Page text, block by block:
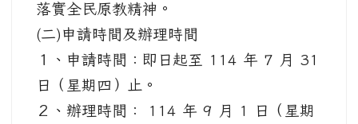
落實全民原教精神。
(二)申請時間及辦理時間
１、申請時間：即日起至 114 年 7 月 31
日（星期四）止。
２、辦理時間： 114 年 9 月 1 日（星期